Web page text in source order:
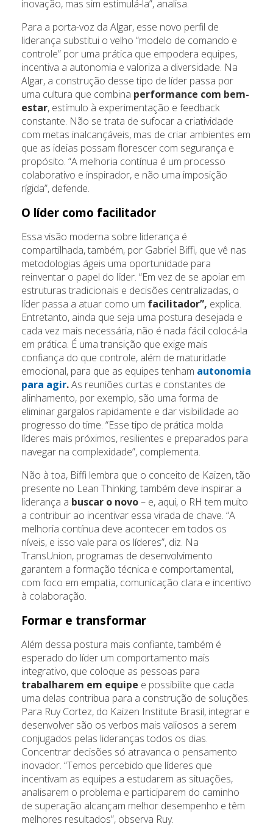
inovação, mas sim estimulá-la”, analisa.
Para a porta-voz da Algar, esse novo perfil de
liderança substitui o velho “modelo de comando e
controle” por uma prática que empodera equipes,
incentiva a autonomia e valoriza a diversidade. Na
Algar, a construção desse tipo de líder passa por
uma cultura que combina performance com bem-
estar, estímulo à experimentação e feedback
constante. Não se trata de sufocar a criatividade
com metas inalcançáveis, mas de criar ambientes em
que as ideias possam florescer com segurança e
propósito. “A melhoria contínua é um processo
colaborativo e inspirador, e não uma imposição
rígida”, defende.
O líder como facilitador
Essa visão moderna sobre liderança é
compartilhada, também, por Gabriel Biffi, que vê nas
metodologias ágeis uma oportunidade para
reinventar o papel do líder. “Em vez de se apoiar em
estruturas tradicionais e decisões centralizadas, o
líder passa a atuar como um facilitador”, explica.
Entretanto, ainda que seja uma postura desejada e
cada vez mais necessária, não é nada fácil colocá-la
em prática. É uma transição que exige mais
confiança do que controle, além de maturidade
emocional, para que as equipes tenham autonomia
para agir.As reuniões curtas e constantes de
alinhamento, por exemplo, são uma forma de
eliminar gargalos rapidamente e dar visibilidade ao
progresso do time. “Esse tipo de prática molda
líderes mais próximos, resilientes e preparados para
navegar na complexidade”, complementa.
Não à toa, Biffi lembra que o conceito de Kaizen, tão
presente no Lean Thinking, também deve inspirar a
liderança a buscar o novo– e, aqui, o RH tem muito
a contribuir ao incentivar essa virada de chave. “A
melhoria contínua deve acontecer em todos os
níveis, e isso vale para os líderes”, diz. Na
TransUnion, programas de desenvolvimento
garantem a formação técnica e comportamental,
com foco em empatia, comunicação clara e incentivo
à colaboração.
Formar e transformar
Além dessa postura mais confiante, também é
esperado do líder um comportamento mais
integrativo, que coloque as pessoas para
trabalharem em equipe e possibilite que cada
uma delas contribua para a construção de soluções.
Para Ruy Cortez, do Kaizen Institute Brasil, integrar e
desenvolver são os verbos mais valiosos a serem
conjugados pelas lideranças todos os dias.
Concentrar decisões só atravanca o pensamento
inovador. “Temos percebido que líderes que
incentivam as equipes a estudarem as situações,
analisarem o problema e participarem do caminho
de superação alcançam melhor desempenho e têm
melhores resultados”, observa Ruy.